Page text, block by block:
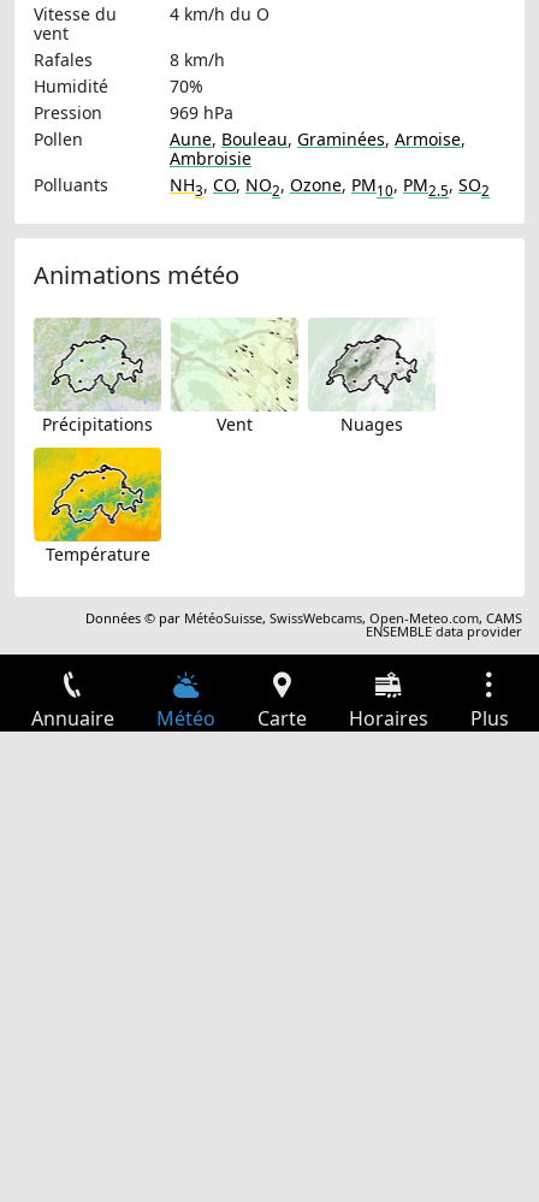
Vitesse du
vent
4 km/h du O
Rafales
8 km/h
Humidité
70%
Pression
969 hPa
Pollen
Aune, Bouleau, Graminées, Armoise,
Ambroisie
Polluants
NH3, CO, NO2, Ozone, PM10, PM2.5, SO2
Animations météo
Précipitations Vent Nuages
Température
Données © par MétéoSuisse,SwissWebcams,Open-Meteo.com,CAMS
ENSEMBLE data provider
Annuaire Météo Carte Horaires Plus